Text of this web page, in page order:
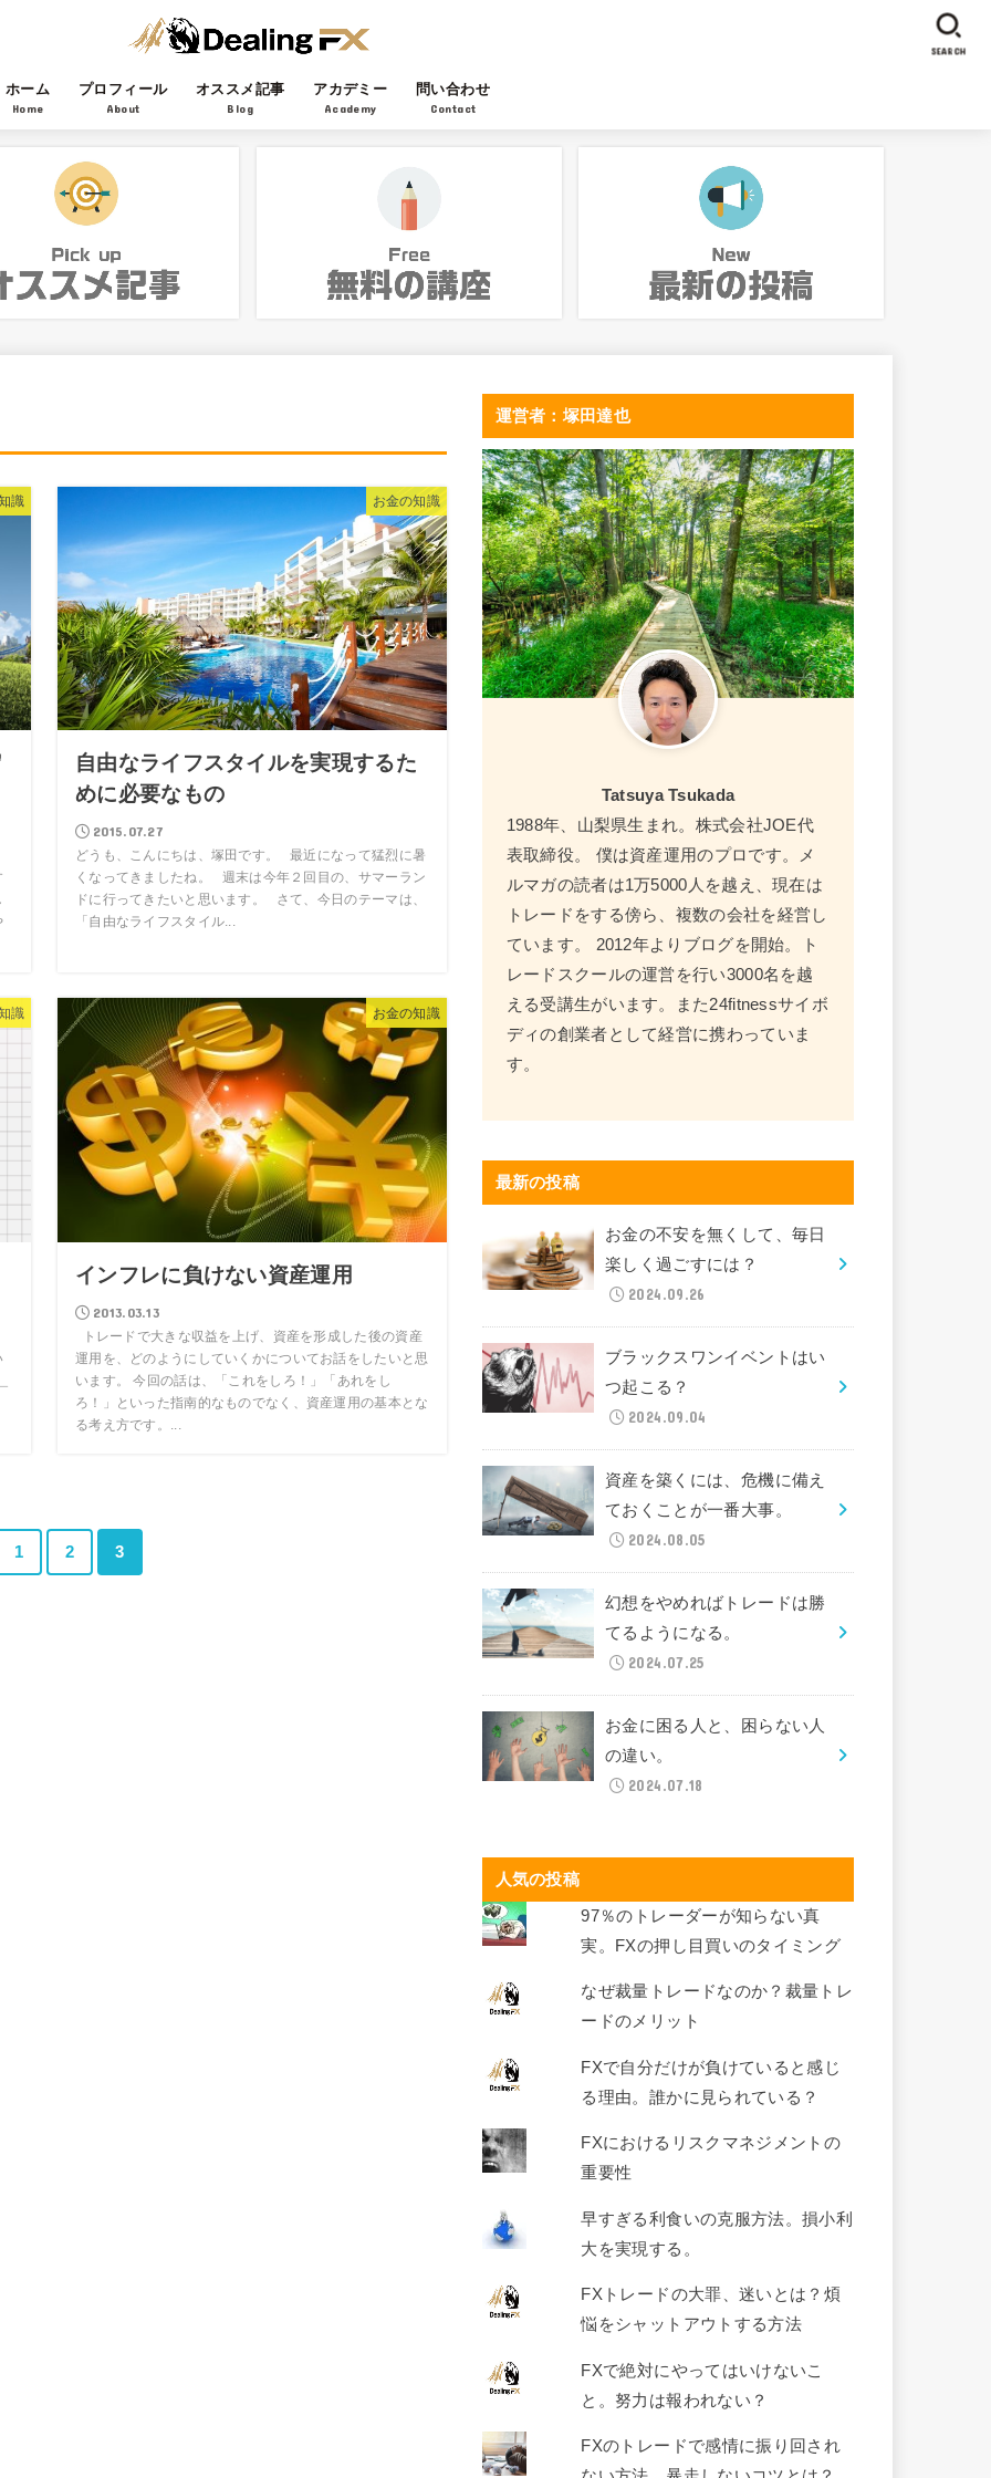
ホーム
Home
プロフィール
About
オススメ記事
Blog
アカデミー
Academy
問い合わせ
Contact
SEARCH
識 お金の知識
自由なライフスタイルを実現するた
めに必要なもの
2015.07.27
どうも、こんにちは、塚田です。 最近になって猛烈に暑
くなってきましたね。 週末は今年２回目の、サマーラン
ドに行ってきたいと思います。 さて、今日のテーマは、
「自由なライフスタイル...
識 お金の知識
インフレに負けない資産運用
2013.03.13
トレードで大きな収益を上げ、資産を形成した後の資産
運用を、どのようにしていくかについてお話をしたいと思
います。 今回の話は、「これをしろ！」「あれをし
ろ！」といった指南的なものでなく、資産運用の基本とな
る考え方です。...
1 2 3
運営者：塚田達也
Tatsuya Tsukada
1988年、山梨県生まれ。株式会社JOE代
表取締役。 僕は資産運用のプロです。メ
ルマガの読者は1万5000人を越え、現在は
トレードをする傍ら、複数の会社を経営し
ています。 2012年よりブログを開始。ト
レードスクールの運営を行い3000名を越
える受講生がいます。また24fitnessサイボ
ディの創業者として経営に携わっていま
す。
最新の投稿
お金の不安を無くして、毎日
楽しく過ごすには？
2024.09.26
ブラックスワンイベントはい
つ起こる？
2024.09.04
資産を築くには、危機に備え
ておくことが一番大事。
2024.08.05
幻想をやめればトレードは勝
てるようになる。
2024.07.25
お金に困る人と、困らない人
の違い。
2024.07.18
人気の投稿
97％のトレーダーが知らない真
実。FXの押し目買いのタイミング
なぜ裁量トレードなのか？裁量トレ
ードのメリット
FXで自分だけが負けていると感じ
る理由。誰かに見られている？
FXにおけるリスクマネジメントの
重要性
早すぎる利食いの克服方法。損小利
大を実現する。
FXトレードの大罪、迷いとは？煩
悩をシャットアウトする方法
FXで絶対にやってはいけないこ
と。努力は報われない？
FXのトレードで感情に振り回され